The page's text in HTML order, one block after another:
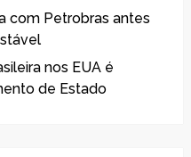
com Petrobras antes
nos EUA é
de Estado